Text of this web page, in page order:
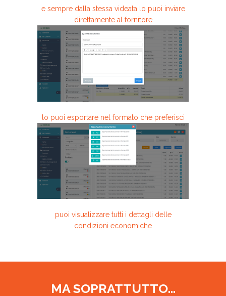
e sempre dalla stessa videata lo puoi inviare
direttamente al fornitore
lo puoi esportare nel formato che preferisci
puoi visualizzare tutti i dettagli delle
condizioni economiche
MA SOPRATTUTTO...